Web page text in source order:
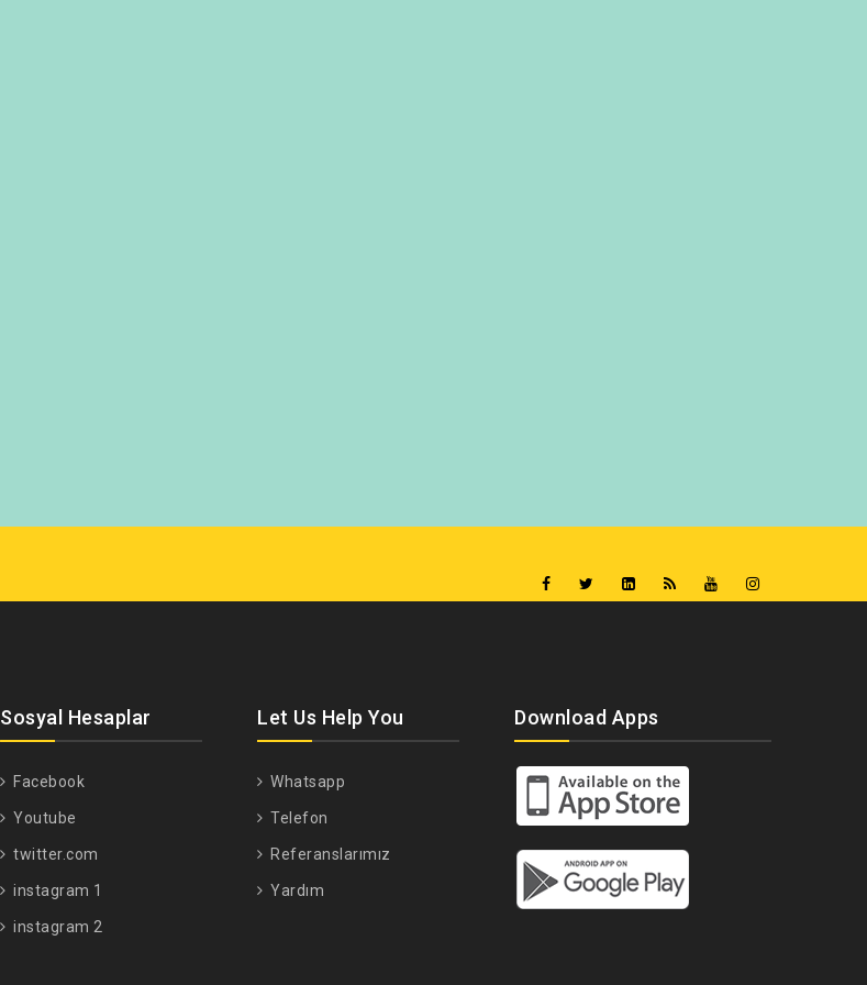
Sosyal Hesaplar
Facebook
Youtube
twitter.com
instagram 1
instagram 2
Let Us Help You
Whatsapp
Telefon
Referanslarımız
Yardım
Download Apps